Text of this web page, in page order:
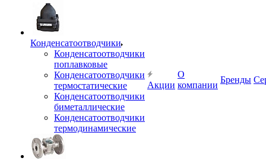
Конденсатоотводчики
Конденсатоотводчики
поплавковые
Конденсатоотводчики
термостатические
Конденсатоотводчики
биметаллические
Конденсатоотводчики
термодинамические
Акции
О
компании
Бренды